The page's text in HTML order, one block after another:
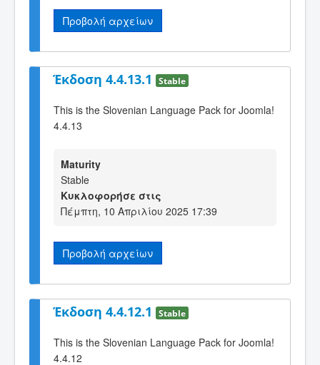
Προβολή αρχείων
Έκδοση 4.4.13.1 Stable
This is the Slovenian Language Pack for Joomla!
4.4.13
Maturity
Stable
Κυκλοφορήσε στις
Πέμπτη, 10 Απριλίου 2025 17:39
Προβολή αρχείων
Έκδοση 4.4.12.1 Stable
This is the Slovenian Language Pack for Joomla!
4.4.12